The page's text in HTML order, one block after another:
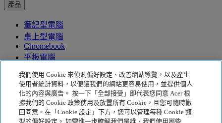
產品
筆記型電腦
桌上型電腦
Chromebook
平板電腦
投影機
數位招牌
電子產品與配件
網路設備
我們使用 Cookie 來偵測偏好設定、改善網站導覽，以及產生
使用者統計資料，以便讓我們的網站更容易使用，並提供個人
化的內容與廣告。 按一下「全部接受」即代表您同意 Acer 根
據我們的 Cookie 政策使用及放置所有 Cookie，且您可隨時撤
回同意。在「Cookie 設定」下方，您可以管理每種 Cookie 類
型的偏好設定。 如需進一步瞭解我們是誰、我們使用哪些